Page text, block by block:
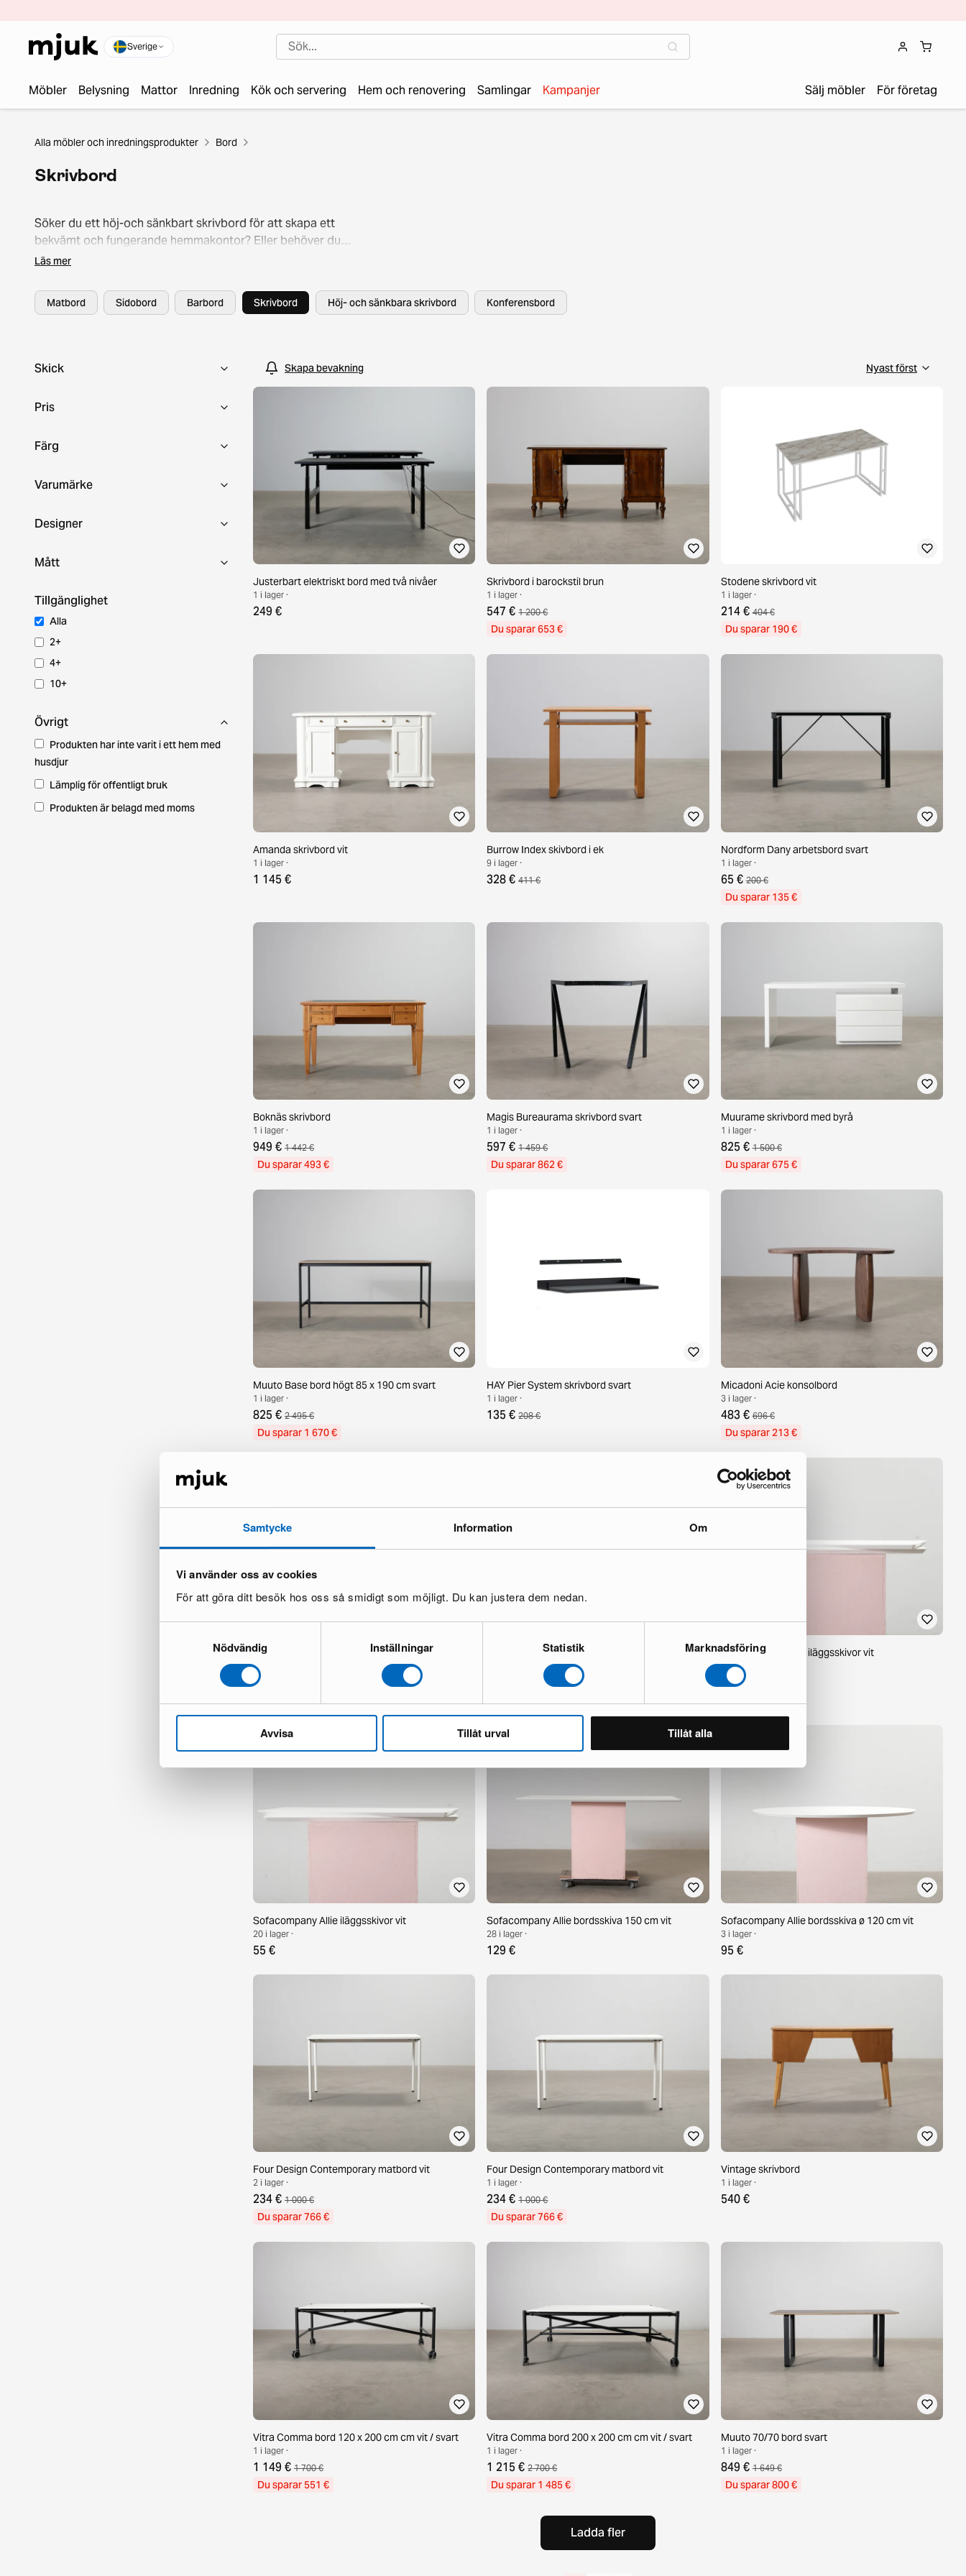
Samtycke Information Om
Vi använder oss av cookies
För att göra ditt besök hos oss så smidigt som möjligt. Du kan justera dem nedan.
Nödvändig Inställningar Statistik Marknadsföring
Avvisa Tillåt urval Tillåt alla
Sverige
Möbler Belysning Mattor Inredning Kök och servering Hem och renovering Samlingar Kampanjer Sälj möbler För företag
Alla möbler och inredningsprodukter Bord
Skrivbord
Söker du ett höj-och sänkbart skrivbord för att skapa ett
bekvämt och fungerande hemmakontor? Eller behöver du
kanske ett nytt gamingbord för maximal gamingupplevelse?
både barn och vuxna i olika material och former. Scrolla
bland vårt utbud av snygga second hand-skrivbord från
Läs mer
Matbord Sidobord Barbord Skrivbord Höj- och sänkbara skrivbord Konferensbord
Skick
Pris
Färg
Varumärke
Designer
Mått
Tillgänglighet
Alla
2+
4+
10+
Övrigt
Produkten har inte varit i ett hem med
husdjur
Lämplig för offentligt bruk
Produkten är belagd med moms
Skapa bevakning
Justerbart elektriskt bord med två nivåer
1 i lager ·
249 €
Skrivbord i barockstil brun
1 i lager ·
547 € 1 200 €
Du sparar 653 €
Stodene skrivbord vit
1 i lager ·
214 € 404 €
Du sparar 190 €
Amanda skrivbord vit
1 i lager ·
1 145 €
Burrow Index skivbord i ek
9 i lager ·
328 € 411 €
Nordform Dany arbetsbord svart
1 i lager ·
65 € 200 €
Du sparar 135 €
Boknäs skrivbord
1 i lager ·
949 € 1 442 €
Du sparar 493 €
Magis Bureaurama skrivbord svart
1 i lager ·
597 € 1 459 €
Du sparar 862 €
Muurame skrivbord med byrå
1 i lager ·
825 € 1 500 €
Du sparar 675 €
Muuto Base bord högt 85 x 190 cm svart
1 i lager ·
825 € 2 495 €
Du sparar 1 670 €
HAY Pier System skrivbord svart
1 i lager ·
135 € 208 €
Micadoni Acie konsolbord
3 i lager ·
483 € 696 €
Du sparar 213 €
Valsot matbord 110 cm ek
1 i lager ·
194 €
Sofacompany Allie bordsskiva 200 cm vit Sofacompany Allie iläggsskivor vit
29 i lager ·
55 €
Sofacompany Allie iläggsskivor vit
20 i lager ·
55 €
Sofacompany Allie bordsskiva 150 cm vit
28 i lager ·
129 €
Sofacompany Allie bordsskiva ø 120 cm vit
3 i lager ·
95 €
Four Design Contemporary matbord vit
2 i lager ·
234 € 1 000 €
Du sparar 766 €
Four Design Contemporary matbord vit
1 i lager ·
234 € 1 000 €
Du sparar 766 €
Vintage skrivbord
1 i lager ·
540 €
Vitra Comma bord 120 x 200 cm cm vit / svart
1 i lager ·
1 149 € 1 700 €
Du sparar 551 €
Vitra Comma bord 200 x 200 cm cm vit / svart
1 i lager ·
1 215 € 2 700 €
Du sparar 1 485 €
Muuto 70/70 bord svart
1 i lager ·
849 € 1 649 €
Du sparar 800 €
Ladda fler